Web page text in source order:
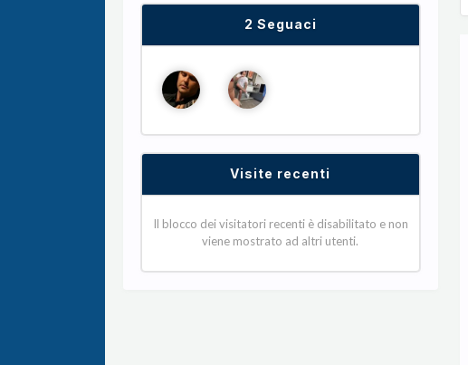
2 Seguaci
Visite recenti
Il blocco dei visitatori recenti è disabilitato e non
viene mostrato ad altri utenti.